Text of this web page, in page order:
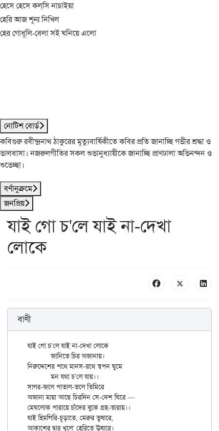
হেসে হেসে কল্‌সি নাচাইয়া
হেরি আজ শূন্য নিখিল
হের গোধূলি-বেলা সই ঘনিয়ে এলো
নোটিশ বোর্ড
কবিগুরু রবীন্দ্রনাথ ঠাকুরের মৃত্যুবার্ষিকীতে কবির প্রতি জানাচ্ছি গভীর শ্রদ্ধা ও
ভালবাসা। নজরুলগীতির সকল শুভানুধ্যায়ীকে জানাচ্ছি প্রাণঢালা অভিনন্দন ও
শুভেচ্ছা।
বর্ণানুক্রমে
জনপ্রিয়
যাই গো চ'লে যাই না-দেখা
লোকে
বাণী
যাই গো চ'লে যাই না-দেখা লোকে
	জানিতে চির অজানায়।
নিরুদ্দেশের পথে মানস-রথে স্বপন ঘুমে
	মন যথা চ'লে যায়।।
সাগর-জলে পাতাল-তলে তিমিরে
অজানা মায়া আছে চিরদিন সে-দেশ ঘিরে —
মেঘলোক পারায়ে চাঁদের বুকে গ্রহ-তারায়।।
যাই হিমগিরি-চূড়াতে, মেরুর তুষারে,
আকাশের দ্বার খুলে' হেরিতে ঊষারে।